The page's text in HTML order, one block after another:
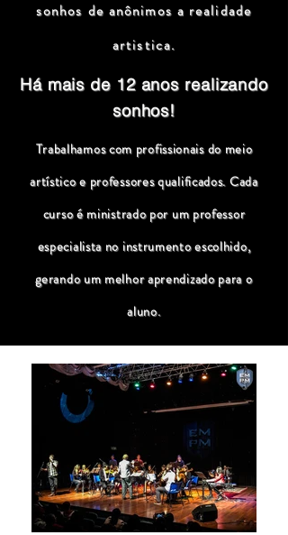
sonhos de anônimos a realidade
artistica.
Há mais de 12 anos realizando
sonhos!
Trabalhamos com profissionais do meio
artístico e professores qualificados. Cada
curso é ministrado por um professor
especialista no instrumento escolhido,
gerando um melhor aprendizado para o
aluno.